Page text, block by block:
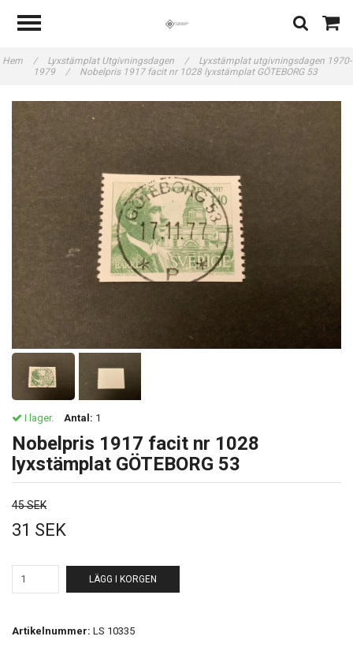
Hem / Lyxstämplat Utgivningsdagen /
Lyxstämplat utgivningsdagen 1970-
1979
/ Nobelpris 1917 facit nr 1028 lyxstämplat GÖTEBORG 53
I lager. Antal: 1
Nobelpris 1917 facit nr 1028
lyxstämplat GÖTEBORG 53
45 SEK
31 SEK
LÄGG I KORGEN
Artikelnummer: LS 10335